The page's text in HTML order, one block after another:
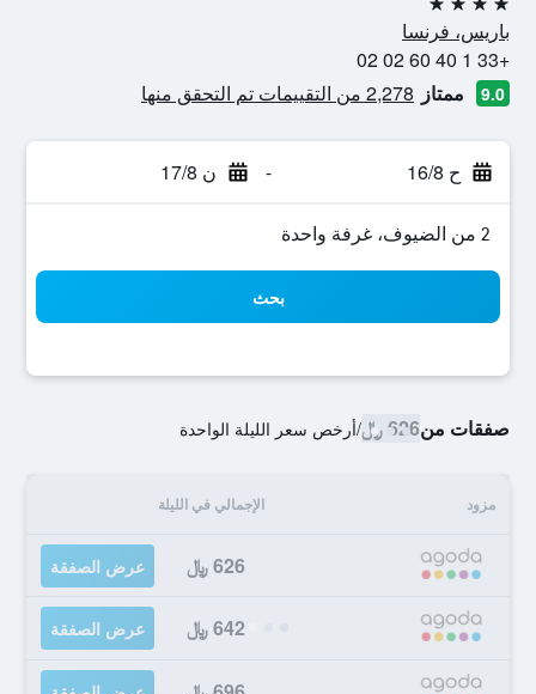
4 نجوم
باريس، فرنسا
+33 1 40 60 02 02
9.0 ممتاز 2,278 من التقييمات تم التحقق منها
ح 16/8 - ن 17/8
2 من الضيوف، غرفة واحدة
بحث
صفقات من626 ﷼ /أرخص سعر الليلة الواحدة
مزود الإجمالي في الليلة
626 ﷼ عرض الصفقة
642 ﷼ عرض الصفقة